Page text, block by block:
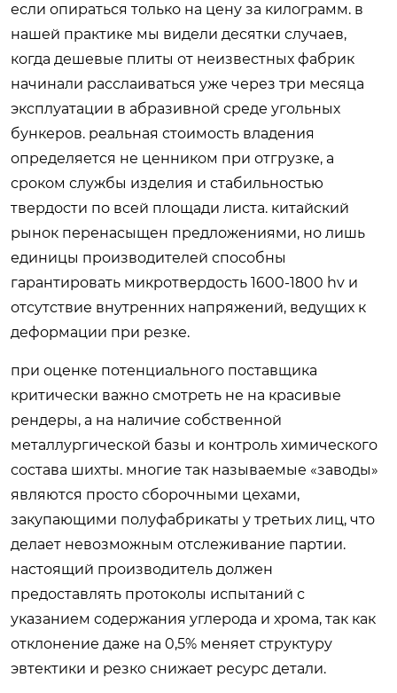
если опираться только на цену за килограмм. в
нашей практике мы видели десятки случаев,
когда дешевые плиты от неизвестных фабрик
начинали расслаиваться уже через три месяца
эксплуатации в абразивной среде угольных
бункеров. реальная стоимость владения
определяется не ценником при отгрузке, а
сроком службы изделия и стабильностью
твердости по всей площади листа. китайский
рынок перенасыщен предложениями, но лишь
единицы производителей способны
гарантировать микротвердость 1600-1800 hv и
отсутствие внутренних напряжений, ведущих к
деформации при резке.
при оценке потенциального поставщика
критически важно смотреть не на красивые
рендеры, а на наличие собственной
металлургической базы и контроль химического
состава шихты. многие так называемые «заводы»
являются просто сборочными цехами,
закупающими полуфабрикаты у третьих лиц, что
делает невозможным отслеживание партии.
настоящий производитель должен
предоставлять протоколы испытаний с
указанием содержания углерода и хрома, так как
отклонение даже на 0,5% меняет структуру
эвтектики и резко снижает ресурс детали.